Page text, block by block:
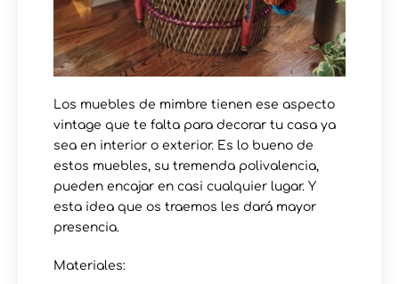
Los muebles de mimbre tienen ese aspecto
vintage que te falta para decorar tu casa ya
sea en interior o exterior. Es lo bueno de
estos muebles, su tremenda polivalencia,
pueden encajar en casi cualquier lugar. Y
esta idea que os traemos les dará mayor
presencia.
Materiales: